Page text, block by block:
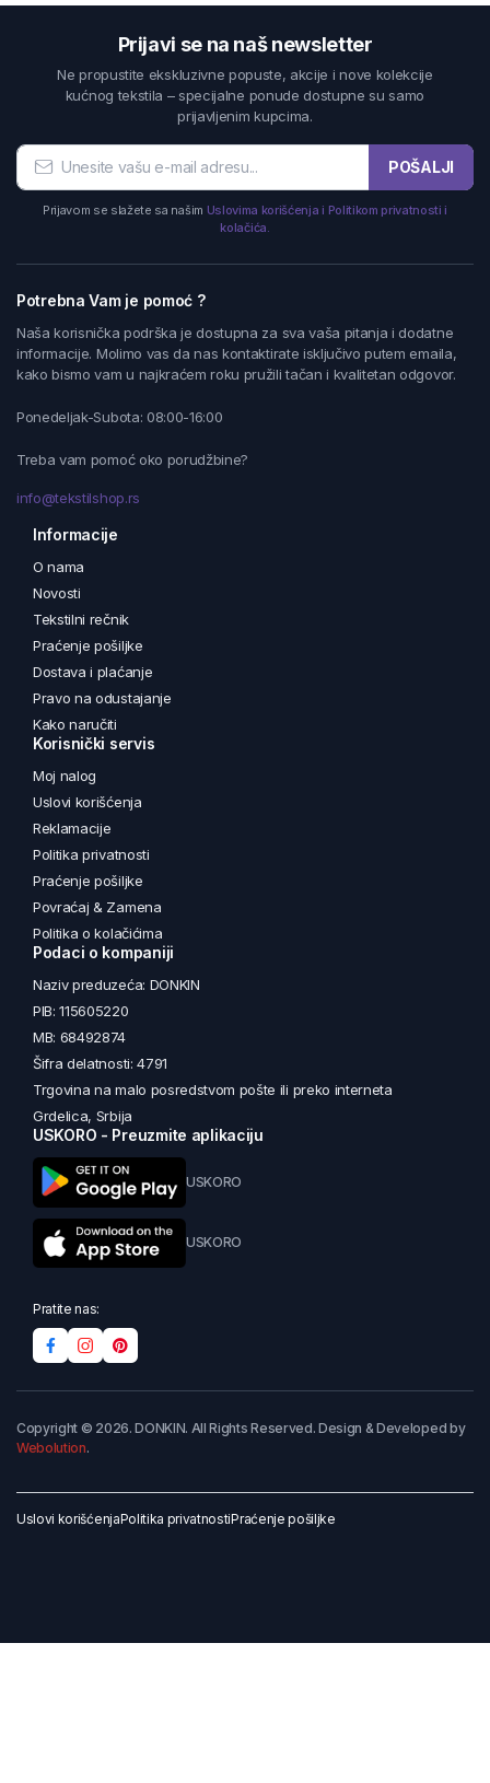
Prijavi se na naš newsletter
Ne propustite ekskluzivne popuste, akcije i nove kolekcije
kućnog tekstila – specijalne ponude dostupne su samo
prijavljenim kupcima.
POŠALJI
Prijavom se slažete sa našim Uslovima korišćenja i Politikom privatnosti i
kolačića.
Potrebna Vam je pomoć ?
Naša korisnička podrška je dostupna za sva vaša pitanja i dodatne
informacije. Molimo vas da nas kontaktirate isključivo putem emaila,
kako bismo vam u najkraćem roku pružili tačan i kvalitetan odgovor.
Ponedeljak-Subota: 08:00-16:00
Treba vam pomoć oko porudžbine?
info@tekstilshop.rs
Informacije
O nama
Novosti
Tekstilni rečnik
Praćenje pošiljke
Dostava i plaćanje
Pravo na odustajanje
Kako naručiti
Korisnički servis
Moj nalog
Uslovi korišćenja
Reklamacije
Politika privatnosti
Praćenje pošiljke
Povraćaj & Zamena
Politika o kolačićima
Podaci o kompaniji
Naziv preduzeća: DONKIN
PIB: 115605220
MB: 68492874
Šifra delatnosti: 4791
Trgovina na malo posredstvom pošte ili preko interneta
Grdelica, Srbija
USKORO - Preuzmite aplikaciju
USKORO
USKORO
Pratite nas:
Copyright © 2026. DONKIN. All Rights Reserved. Design & Developed by
Webolution.
Uslovi korišćenjaPolitika privatnostiPraćenje pošiljke